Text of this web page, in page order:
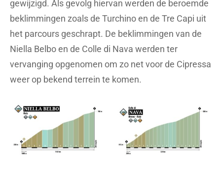
gewijzigd. Als gevolg hiervan werden de beroemde
beklimmingen zoals de Turchino en de Tre Capi uit
het parcours geschrapt. De beklimmingen van de
Niella Belbo en de Colle di Nava werden ter
vervanging opgenomen om zo net voor de Cipressa
weer op bekend terrein te komen.